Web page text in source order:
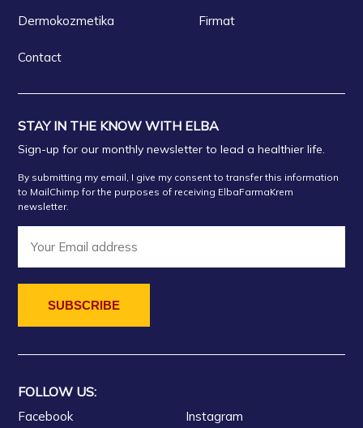
Dermokozmetika Firmat
Contact
STAY IN THE KNOW WITH ELBA
Sign-up for our monthly newsletter to lead a healthier life.
By submitting my email, I give my consent to transfer this information
to MailChimp for the purposes of receiving ElbaFarmaKrem
newsletter.
FOLLOW US:
Facebook Instagram